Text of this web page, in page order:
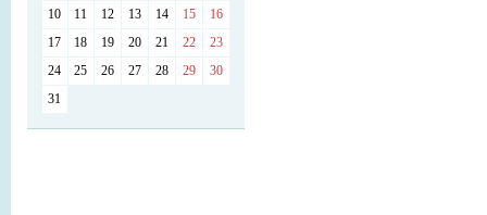
10
11 12 13 14 15
16
17
18 19 20 21 22
23
24
25 26 27 28 29
30
31